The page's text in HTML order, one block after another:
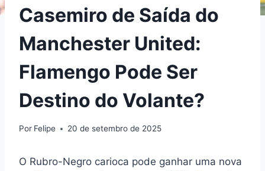
Casemiro de Saída do
Manchester United:
Flamengo Pode Ser
Destino do Volante?
Por Felipe 20 de setembro de 2025
O Rubro-Negro carioca pode ganhar uma nova